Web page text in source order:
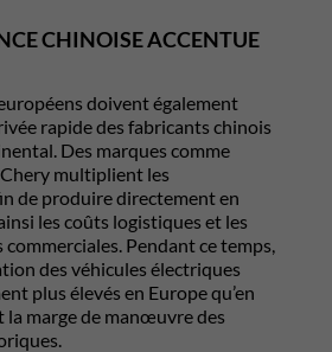
CHINOISE ACCENTUE
doivent également
rapide des fabricants chinois
Des marques comme
multiplient les
de produire directement en
les coûts logistiques et les
Pendant ce temps,
des véhicules électriques
plus élevés en Europe qu’en
la marge de manœuvre des